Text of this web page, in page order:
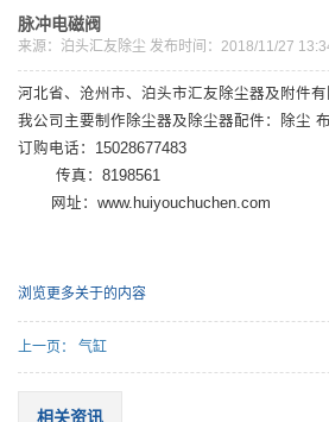
脉冲电磁阀
来源： 泊头汇友除尘 发布时间：2018/11/27
河北省、沧州市、泊头市汇友除尘器及附件
我公司主要制作除尘器及除尘器配件：除尘
订购电话：15028677483
传真：8198561
网址：www.huiyouchuchen.com
浏览更多关于的内容
上一页： 气缸
相关资讯